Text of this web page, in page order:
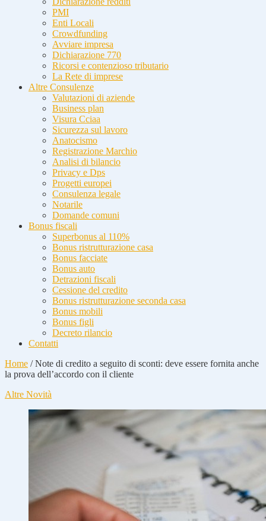
PMI
Enti Locali
Crowdfunding
Avviare impresa
Dichiarazione 770
Ricorsi e contenzioso tributario
La Rete di imprese
Altre Consulenze
Valutazioni di aziende
Business plan
Visura Cciaa
Sicurezza sul lavoro
Anatocismo
Registrazione Marchio
Analisi di bilancio
Privacy e Dps
Progetti europei
Consulenza legale
Notarile
Domande comuni
Bonus fiscali
Superbonus al 110%
Bonus ristrutturazione casa
Bonus facciate
Bonus auto
Detrazioni fiscali
Cessione del credito
Bonus ristrutturazione seconda casa
Bonus mobili
Bonus figli
Decreto rilancio
Contatti
Home /Note di credito a seguito di sconti: deve essere fornita anche
la prova dell’accordo con il cliente
Altre Novità